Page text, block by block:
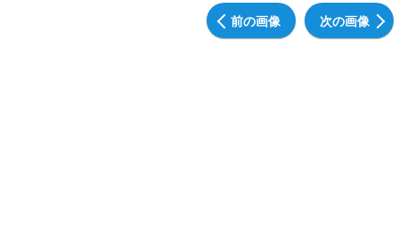
前の画像 次の画像